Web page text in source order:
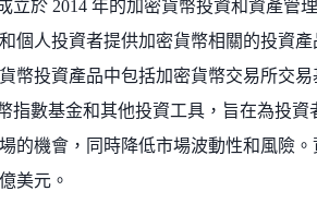
立於 2014 年的加密貨幣投資和資產管
個人投資者提供加密貨幣相關的投資產
幣投資產品中包括加密貨幣交易所交易
指數基金和其他投資工具，旨在為投資
的機會，同時降低市場波動性和風險。
美元。